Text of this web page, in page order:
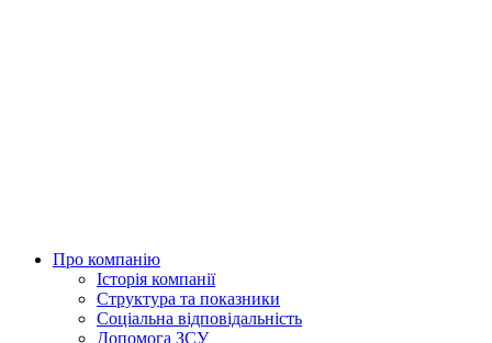
Про компанію
Історія компанії
Структура та показники
Соціальна відповідальність
Допомога ЗСУ